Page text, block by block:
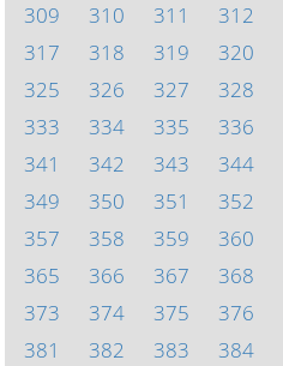
309
310 311 312
317
318 319 320
325
326 327 328
333
334 335 336
341
342 343 344
349
350 351 352
357
358 359 360
365
366 367 368
373
374 375 376
381
382 383 384